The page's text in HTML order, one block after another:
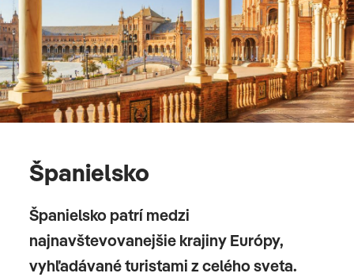
Španielsko
Španielsko patrí medzi
najnavštevovanejšie krajiny Európy,
vyhľadávané turistami z celého sveta.